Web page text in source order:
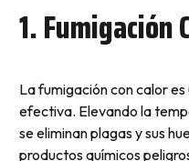
1. Fumigación
La fumigación con calor
efectiva. Elevando la
se eliminan plagas y sus
productos químicos